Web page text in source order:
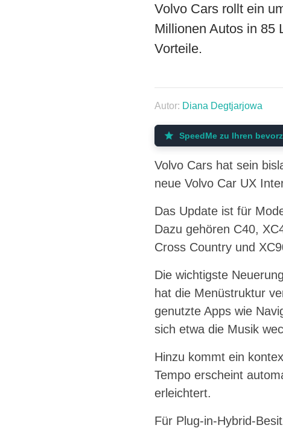
Volvo Cars rollt ein
Millionen Autos in 85
Vorteile.
Autor: Diana Degtjarjowa
SpeedMe zu Ihren
Volvo Cars hat sein
neue Volvo Car UX
Das Update ist für
Dazu gehören C40,
Cross Country und
Die wichtigste
hat die Menüstruktur
genutzte Apps wie
sich etwa die Musik
Hinzu kommt ein
Tempo erscheint
erleichtert.
Für Plug-in-Hybrid-